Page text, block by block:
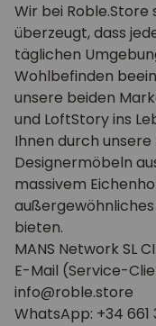
Wir bei Roble.Store
überzeugt, dass
täglichen
Wohlbefinden
unsere beiden
und LoftStory ins
Ihnen durch unsere
Designermöbeln
massivem
bieten.
MANS Network SL
E-Mail (Service-
info@roble.store
WhatsApp: +34 661